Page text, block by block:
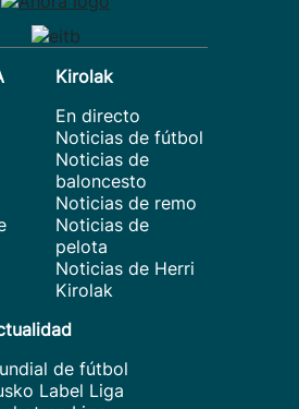
Kirolak
En directo
Noticias de fútbol
Noticias de
baloncesto
Noticias de remo
Noticias de
pelota
Noticias de Herri
Kirolak
de fútbol
Label Liga